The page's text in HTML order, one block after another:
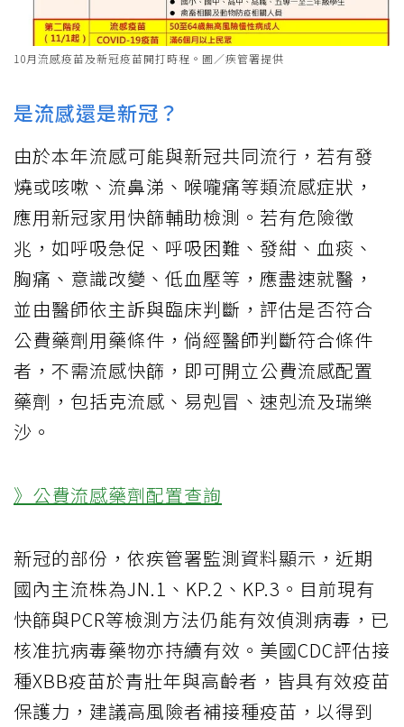
10月流感疫苗及新冠疫苗開打時程。圖／疾管署提供
是流感還是新冠？
由於本年流感可能與新冠共同流行，若有發
燒或咳嗽、流鼻涕、喉嚨痛等類流感症狀，
應用新冠家用快篩輔助檢測。若有危險徵
兆，如呼吸急促、呼吸困難、發紺、血痰、
胸痛、意識改變、低血壓等，應盡速就醫，
並由醫師依主訴與臨床判斷，評估是否符合
公費藥劑用藥條件，倘經醫師判斷符合條件
者，不需流感快篩，即可開立公費流感配置
藥劑，包括克流感、易剋冒、速剋流及瑞樂
沙。
》公費流感藥劑配置查詢
新冠的部份，依疾管署監測資料顯示，近期
國內主流株為JN.1、KP.2、KP.3。目前現有
快篩與PCR等檢測方法仍能有效偵測病毒，已
核准抗病毒藥物亦持續有效。美國CDC評估接
種XBB疫苗於青壯年與高齡者，皆具有效疫苗
保護力，建議高風險者補接種疫苗，以得到